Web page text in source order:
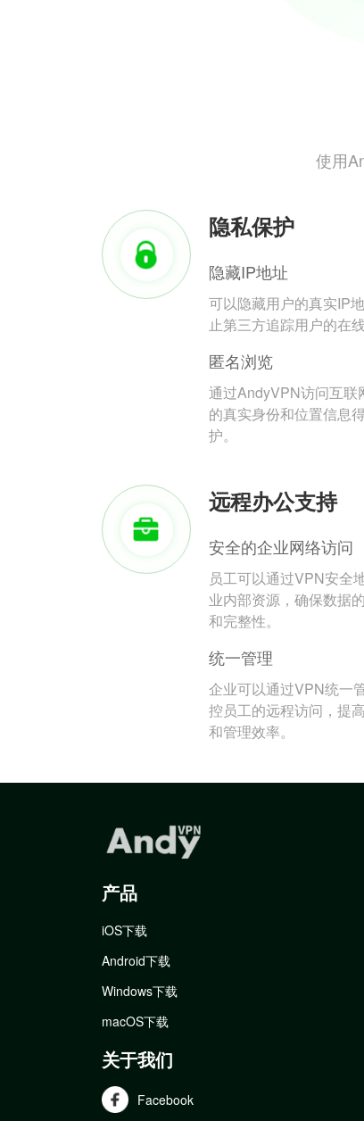
使用
隐私保护
隐藏IP地址
可以隐藏用户的真实IP
止第三方追踪用户的在线
匿名浏览
通过AndyVPN访问互联
的真实身份和位置信息
护。
远程办公支持
安全的企业网络访问
员工可以通过VPN安全
业内部资源，确保数据
和完整性。
统一管理
企业可以通过VPN统一
控员工的远程访问，提
和管理效率。
产品
iOS下载
Android下载
Windows下载
macOS下载
关于我们
Facebook